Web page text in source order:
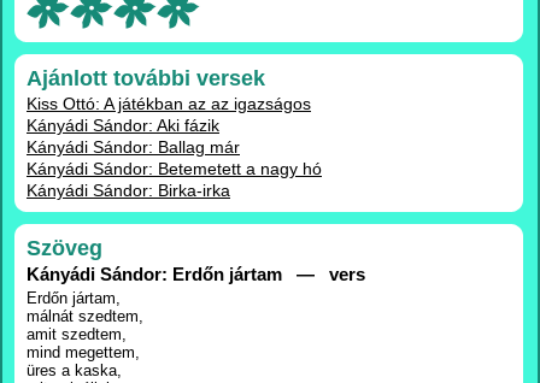
Ajánlott további versek
Kiss Ottó: A játékban az az igazságos
Kányádi Sándor: Aki fázik
Kányádi Sándor: Ballag már
Kányádi Sándor: Betemetett a nagy hó
Kányádi Sándor: Birka-irka
Szöveg
Kányádi Sándor: Erdőn jártam — vers
Erdőn jártam,
málnát szedtem,
amit szedtem,
mind megettem,
üres a kaska,